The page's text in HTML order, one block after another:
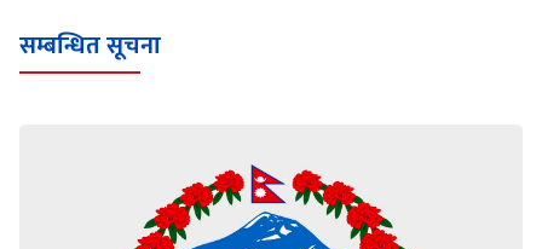
सम्बन्धित सूचना